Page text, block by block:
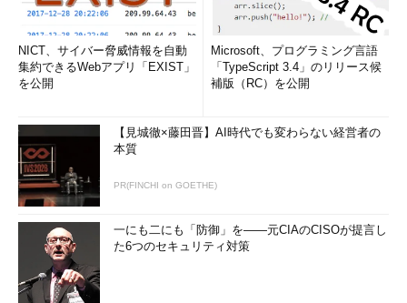
NICT、サイバー脅威情報を自動
集約できるWebアプリ「EXIST」
を公開
Microsoft、プログラミング言語
「TypeScript 3.4」のリリース候
補版（RC）を公開
【見城徹×藤田晋】AI時代でも変わらない経営者の
本質
PR(FINCHI on GOETHE)
一にも二にも「防御」を――元CIAのCISOが提言し
た6つのセキュリティ対策